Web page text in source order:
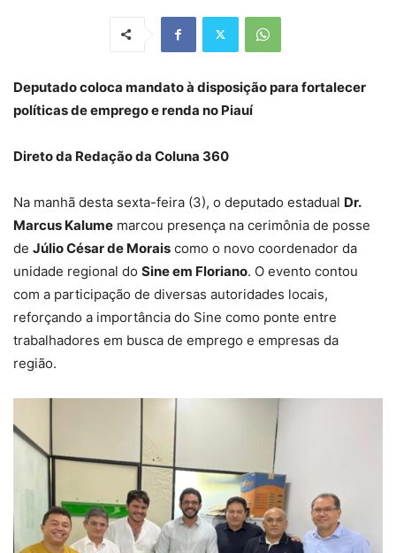
Deputado coloca mandato à disposição para fortalecer
políticas de emprego e renda no Piauí
Direto da Redação da Coluna 360
Na manhã desta sexta-feira (3), o deputado estadual Dr.
Marcus Kalume marcou presença na cerimônia de posse
de Júlio César de Morais como o novo coordenador da
unidade regional do Sine em Floriano. O evento contou
com a participação de diversas autoridades locais,
reforçando a importância do Sine como ponte entre
trabalhadores em busca de emprego e empresas da
região.